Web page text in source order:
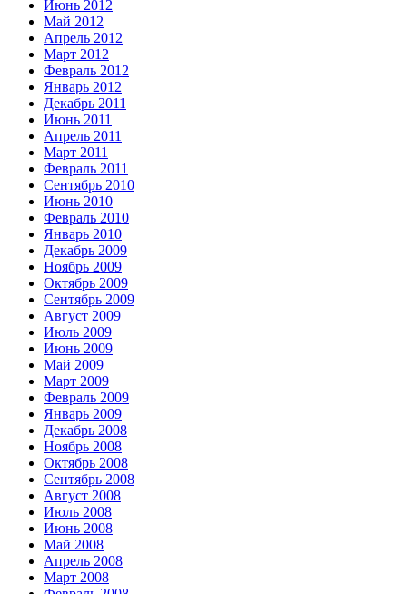
Июнь 2012
Май 2012
Апрель 2012
Март 2012
Февраль 2012
Январь 2012
Декабрь 2011
Июнь 2011
Апрель 2011
Март 2011
Февраль 2011
Сентябрь 2010
Июнь 2010
Февраль 2010
Январь 2010
Декабрь 2009
Ноябрь 2009
Октябрь 2009
Сентябрь 2009
Август 2009
Июль 2009
Июнь 2009
Май 2009
Март 2009
Февраль 2009
Январь 2009
Декабрь 2008
Ноябрь 2008
Октябрь 2008
Сентябрь 2008
Август 2008
Июль 2008
Июнь 2008
Май 2008
Апрель 2008
Март 2008